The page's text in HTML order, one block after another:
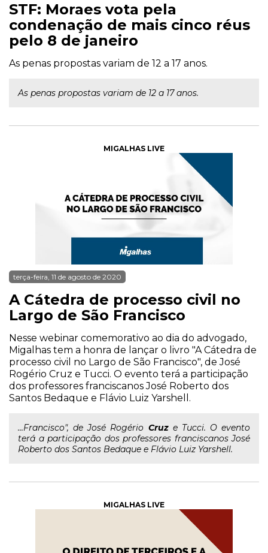
STF: Moraes vota pela
condenação de mais cinco réus
pelo 8 de janeiro
As penas propostas variam de 12 a 17 anos.
As penas propostas variam de 12 a 17 anos.
MIGALHAS LIVE
terça-feira, 11 de agosto de 2020
A Cátedra de processo civil no
Largo de São Francisco
Nesse webinar comemorativo ao dia do advogado,
Migalhas tem a honra de lançar o livro "A Cátedra de
processo civil no Largo de São Francisco", de José
Rogério Cruz e Tucci. O evento terá a participação
dos professores franciscanos José Roberto dos
Santos Bedaque e Flávio Luiz Yarshell.
...Francisco", de José Rogério Cruze Tucci. O evento
terá a participação dos professores franciscanos José
Roberto dos Santos Bedaque e Flávio Luiz Yarshell.
MIGALHAS LIVE